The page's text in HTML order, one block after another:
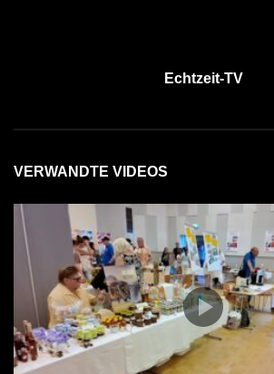
Echtzeit-TV
VERWANDTE VIDEOS